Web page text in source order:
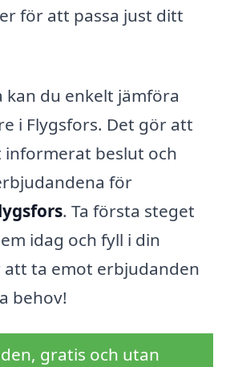
för att passa just ditt
kan du enkelt jämföra
i Flygsfors. Det gör att
beslut och
för
. Ta första steget
idag och fyll i din
ta emot erbjudanden
behov!
gratis och utan